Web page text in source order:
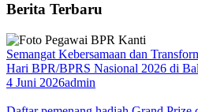
Berita Terbaru
Semangat Kebersamaan dan
Hari BPR/BPRS Nasional 2026 di
4 Juni 2026admin